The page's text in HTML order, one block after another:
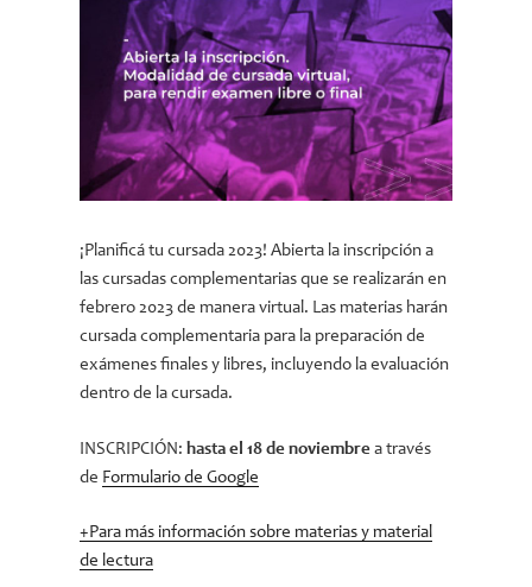
¡Planificá tu cursada 2023! Abierta la inscripción a
las cursadas complementarias que se realizarán en
febrero 2023 de manera virtual. Las materias harán
cursada complementaria para la preparación de
exámenes finales y libres, incluyendo la evaluación
dentro de la cursada.
INSCRIPCIÓN: hasta el 18 de noviembre a través
de Formulario de Google
+Para más información sobre materias y material
de lectura